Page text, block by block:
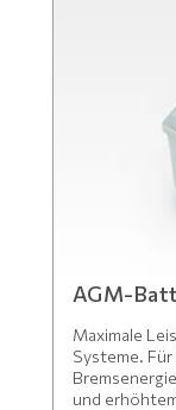
AGM-
Maximale
Systeme.
und